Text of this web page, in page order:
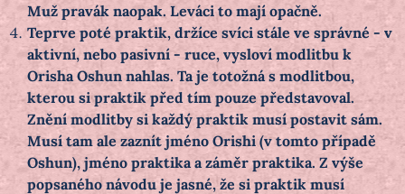
Muž pravák naopak. Leváci to mají opačně.
Teprve poté praktik, držíce svíci stále ve správné - v
aktivní, nebo pasivní - ruce, vysloví modlitbu k
Orisha Oshun nahlas. Ta je totožná s modlitbou,
kterou si praktik před tím pouze představoval.
Znění modlitby si každý praktik musí postavit sám.
Musí tam ale zaznít jméno Orishi (v tomto případě
Oshun), jméno praktika a záměr praktika. Z výše
popsaného návodu je jasné, že si praktik musí